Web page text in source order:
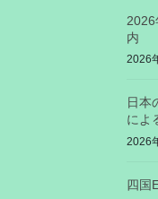
内
2026
日本
によ
2026
四国